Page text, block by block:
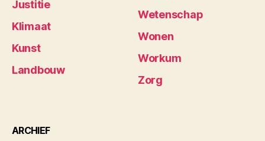
Justitie
Klimaat
Kunst
Landbouw
Wetenschap
Wonen
Workum
Zorg
ARCHIEF